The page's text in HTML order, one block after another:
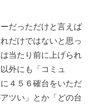
だっただけと言えば
だけではないと思っ
当たり前に上げられ
外にも「コミュ
４５６確台をいただ
ツい」とか「どの台